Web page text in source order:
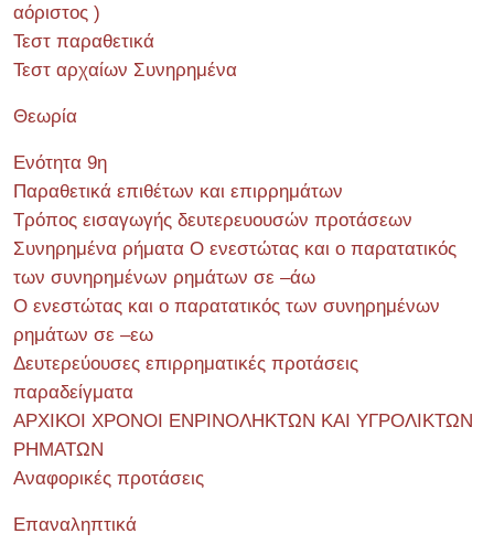
αόριστος )
Τεστ παραθετικά
Τεστ αρχαίων Συνηρημένα
Θεωρία
Ενότητα 9η
Παραθετικά επιθέτων και επιρρημάτων
Τρόπος εισαγωγής δευτερευουσών προτάσεων
Συνηρημένα ρήματα Ο ενεστώτας και ο παρατατικός
των συνηρημένων ρημάτων σε –άω
Ο ενεστώτας και ο παρατατικός των συνηρημένων
ρημάτων σε –εω
Δευτερεύουσες επιρρηματικές προτάσεις
παραδείγματα
ΑΡΧΙΚΟΙ ΧΡΟΝΟΙ ΕΝΡΙΝΟΛΗΚΤΩΝ ΚΑΙ ΥΓΡΟΛΙΚΤΩΝ
ΡΗΜΑΤΩΝ
Αναφορικές προτάσεις
Επαναληπτικά